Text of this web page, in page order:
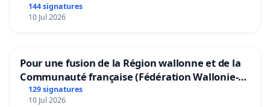
144 signatures
10 Jul 2026
Pour une fusion de la Région wallonne et de la
Communauté française (Fédération Wallonie-
Bruxelles)
129 signatures
10 Jul 2026